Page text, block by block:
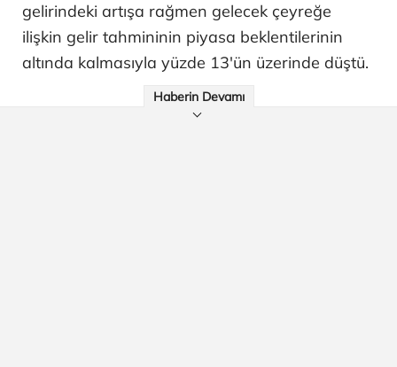
gelirindeki artışa rağmen gelecek çeyreğe
ilişkin gelir tahmininin piyasa beklentilerinin
altında kalmasıyla yüzde 13'ün üzerinde düştü.
Haberin Devamı